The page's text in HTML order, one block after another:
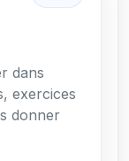
dans
exercices
donner